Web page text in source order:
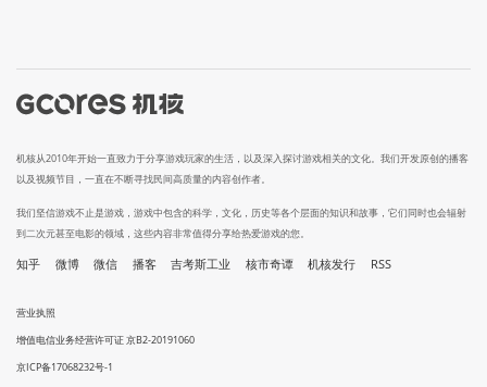
机核从2010年开始一直致力于分享游戏玩家的生活，以及深入探讨游戏相关的文化。我们开发原创的播客
以及视频节目，一直在不断寻找民间高质量的内容创作者。
我们坚信游戏不止是游戏，游戏中包含的科学，文化，历史等各个层面的知识和故事，它们同时也会辐射
到二次元甚至电影的领域，这些内容非常值得分享给热爱游戏的您。
知乎 微博 微信 播客 吉考斯工业 核市奇谭 机核发行 RSS
营业执照
增值电信业务经营许可证 京B2-20191060
京ICP备17068232号-1